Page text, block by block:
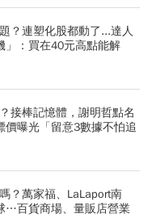
？連塑化股都動了...達人
」：買在40元高點能解
接棒記憶體，謝明哲點名
曝光「留意3數據不怕追
？萬家福、LaLaport南
…百貨商場、量販店營業